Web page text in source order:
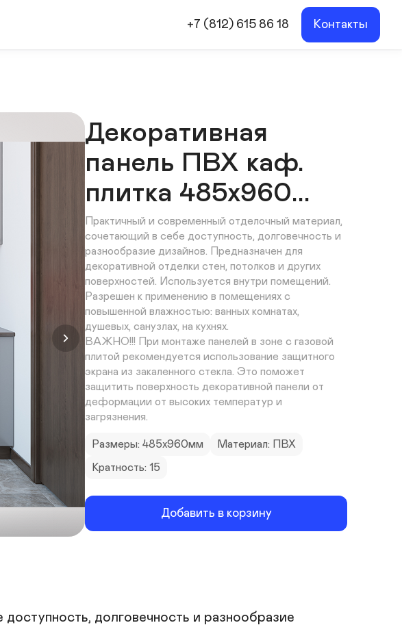
+7 (812) 615 86 18 Контакты
Декоративная
панель ПВХ каф.
плитка 485х960...
Практичный и современный отделочный материал,
сочетающий в себе доступность, долговечность и
разнообразие дизайнов. Предназначен для
декоративной отделки стен, потолков и других
поверхностей. Используется внутри помещений.
Разрешен к применению в помещениях с
повышенной влажностью: ванных комнатах,
душевых, санузлах, на кухнях.
ВАЖНО!!! При монтаже панелей в зоне с газовой
плитой рекомендуется использование защитного
экрана из закаленного стекла. Это поможет
защитить поверхность декоративной панели от
деформации от высоких температур и
загрязнения.
Размеры: 485х960мм Материал: ПВХ
Кратность: 15
Добавить в корзину
долговечность и разнообразие